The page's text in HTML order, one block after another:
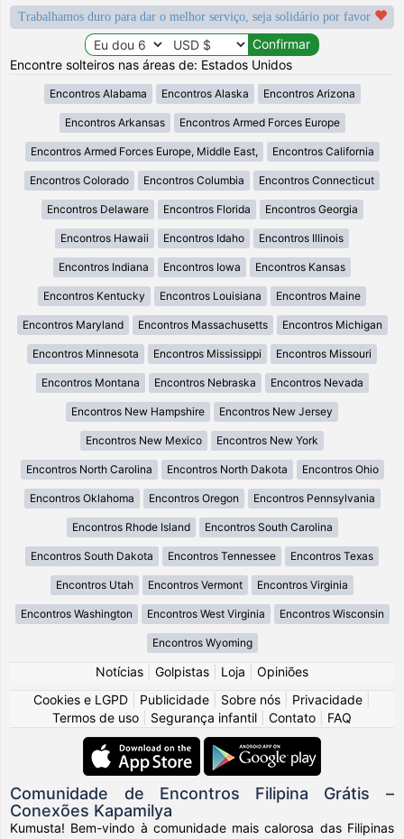
Trabalhamos duro para dar o melhor serviço, seja solidário por favor
Encontre solteiros nas áreas de: Estados Unidos
Encontros Alabama Encontros Alaska Encontros Arizona
Encontros Arkansas Encontros Armed Forces Europe
Encontros Armed Forces Europe, Middle East, Encontros California
Encontros Colorado Encontros Columbia Encontros Connecticut
Encontros Delaware Encontros Florida Encontros Georgia
Encontros Hawaii Encontros Idaho Encontros Illinois
Encontros Indiana Encontros Iowa Encontros Kansas
Encontros Kentucky Encontros Louisiana Encontros Maine
Encontros Maryland Encontros Massachusetts Encontros Michigan
Encontros Minnesota Encontros Mississippi Encontros Missouri
Encontros Montana Encontros Nebraska Encontros Nevada
Encontros New Hampshire Encontros New Jersey
Encontros New Mexico Encontros New York
Encontros North Carolina Encontros North Dakota Encontros Ohio
Encontros Oklahoma Encontros Oregon Encontros Pennsylvania
Encontros Rhode Island Encontros South Carolina
Encontros South Dakota Encontros Tennessee Encontros Texas
Encontros Utah Encontros Vermont Encontros Virginia
Encontros Washington Encontros West Virginia Encontros Wisconsin
Encontros Wyoming
Notícias Golpistas Loja
Opiniões
Cookies e LGPD
Publicidade Sobre nós Privacidade
Termos de uso
Segurança infantil Contato FAQ
Comunidade de Encontros Filipina Grátis –
Conexões Kapamilya
Kumusta! Bem-vindo à comunidade mais calorosa das Filipinas